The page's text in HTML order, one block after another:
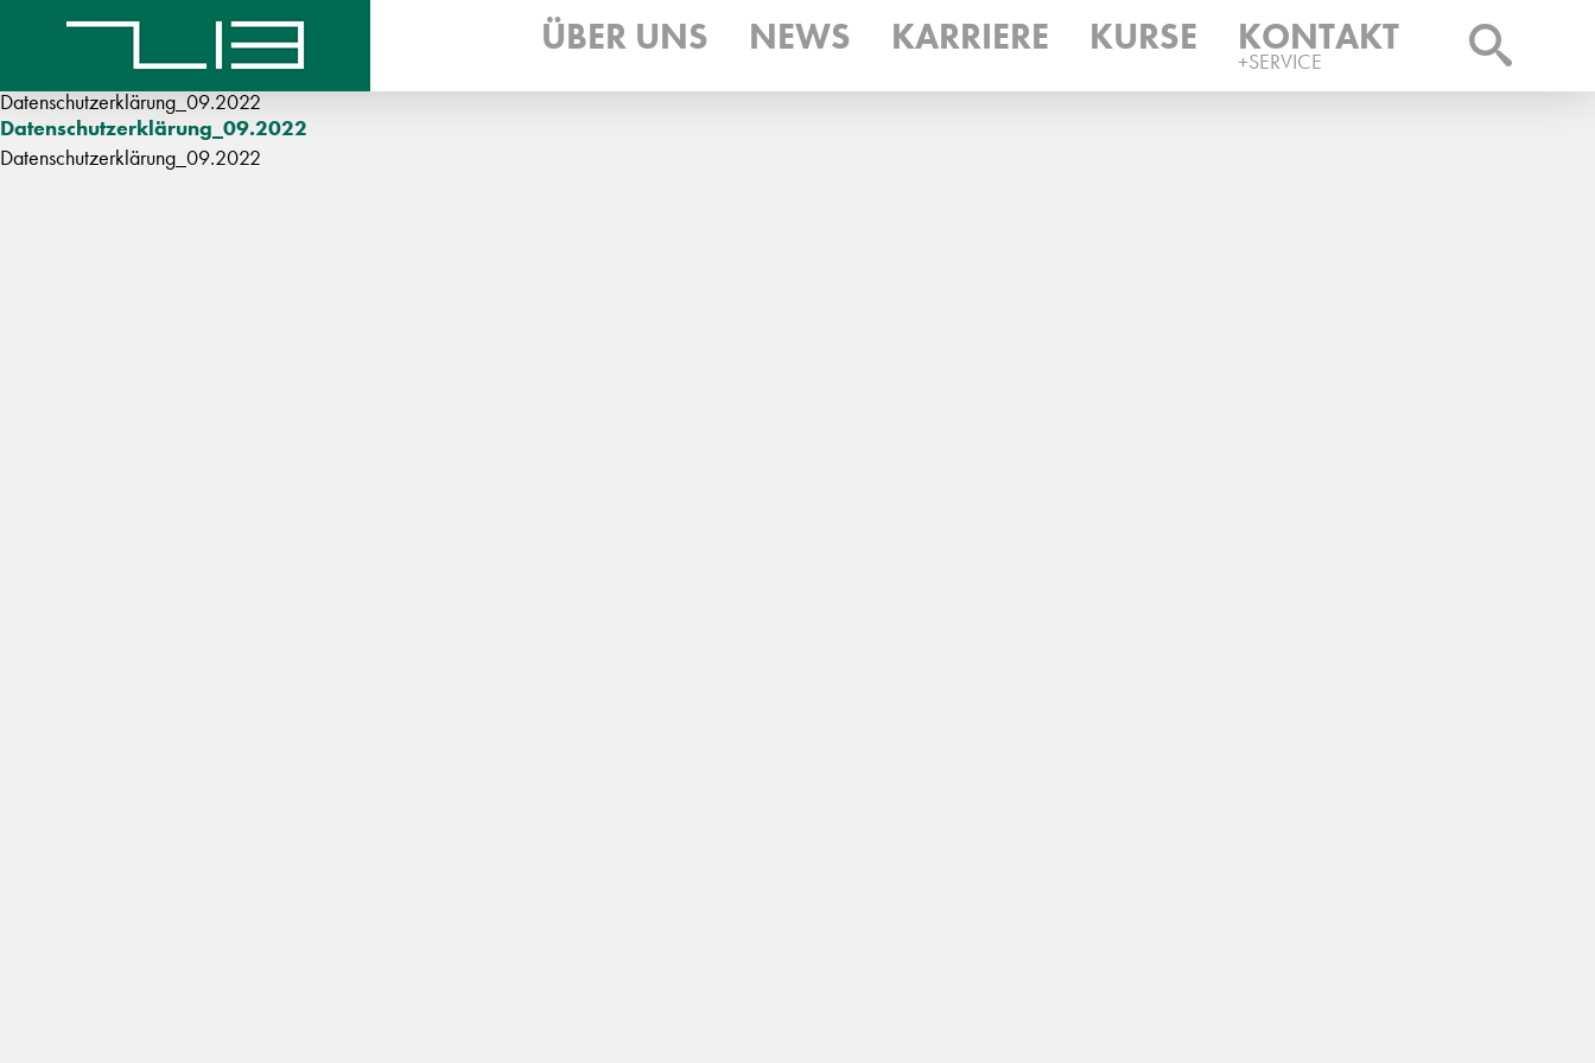
ÜBER UNS NEWS KARRIERE KURSE KONTAKT
+SERVICE
Datenschutzerklärung_09.2022
Datenschutzerklärung_09.2022
Datenschutzerklärung_09.2022